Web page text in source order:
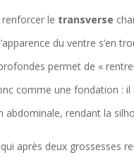
le transverse
du ventre s’en
permet de «
comme une fondation :
abdominale, rendant la
après deux grossesses